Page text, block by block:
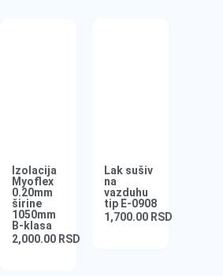
Izolacija
Myoflex
0.20mm
širine
1050mm
B-klasa
2,000.00 RSD
Lak sušiv
na
vazduhu
tip E-0908
1,700.00 RSD